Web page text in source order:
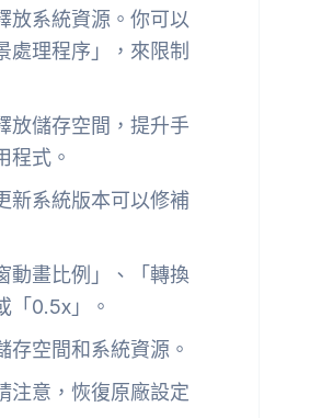
放系統資源。你可以
處理程序」，來限制
放儲存空間，提升手
程式。
新系統版本可以修補
動畫比例」、「轉換
「0.5x」。
存空間和系統資源。
注意，恢復原廠設定